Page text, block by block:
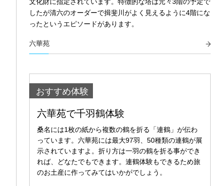
したが清六のオーダーで揖斐川がよく見えるように4階にな
ったというエピソードがあります。
六華苑
おすすめ体験
六華苑で千羽鶴体験
桑名には1枚の紙から複数の鶴を折る「連鶴」が伝わ
っています。六華苑には最大97羽、50種類の連鶴が展
示されていますよ。折り方は一羽の鶴を折る事ができ
れば、どなたでもできます。連鶴体験もできるため旅
のお土産に作ってみてはいかがでしょう。